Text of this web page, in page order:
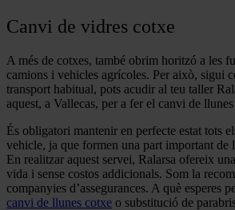
Canvi de vidres cotxe
A més de cotxes, també obrim horitzó a les
camions i vehicles agrícoles. Per això, sigui
transport habitual, pots acudir al teu taller
aquest, a Vallecas, per a fer el canvi de
És obligatori mantenir en perfecte estat tots
vehicle, ja que formen una part important de
En realitzar aquest servei, Ralarsa ofereix
vida i sense costos addicionals. Som la
companyies d’assegurances. A què esperes
canvi de llunes cotxe o substitució de